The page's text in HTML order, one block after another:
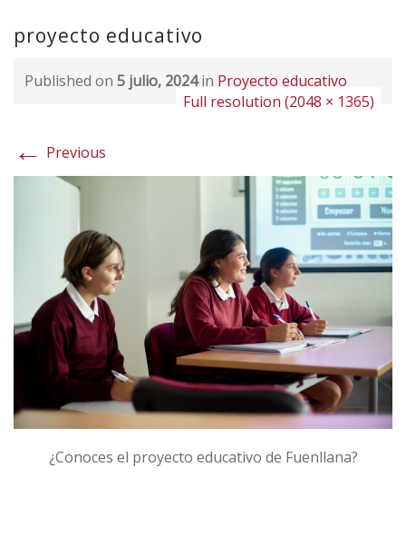
proyecto educativo
Published on 5 julio, 2024in Proyecto educativo
Full resolution (2048 × 1365)
← Previous
¿Conoces el proyecto educativo de Fuenllana?